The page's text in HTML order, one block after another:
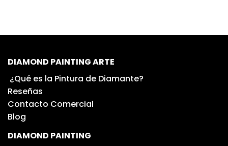
DIAMOND PAINTING ARTE
¿Qué es la Pintura de Diamante?
Reseñas
Contacto Comercial
Blog
DIAMOND PAINTING